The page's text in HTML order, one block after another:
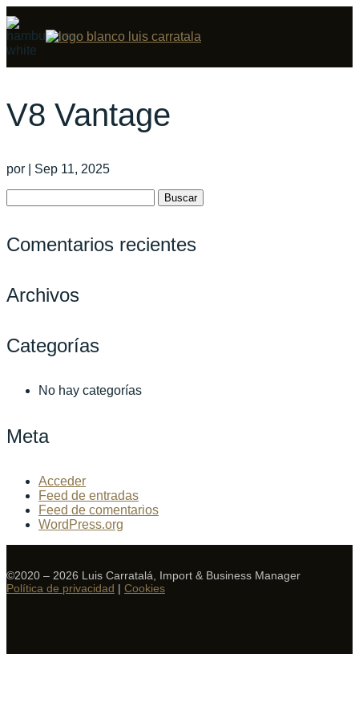
V8 Vantage
por
Sep 11, 2025
Comentarios recientes
Archivos
Categorías
No hay categorías
Meta
Acceder
Feed de entradas
Feed de comentarios
WordPress.org
©2020 – 2026 Luis Carratalá, Import & Business Manager
Política de privacidad | Cookies